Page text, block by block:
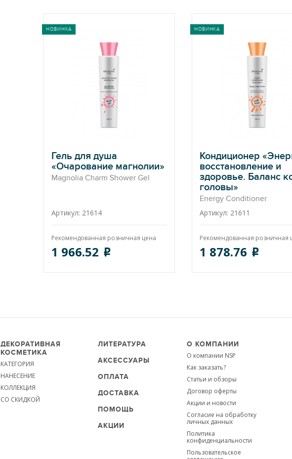
Гель для душа
«Очарование магнолии»
Magnolia Charm Shower Gel
Артикул: 21614
Рекомендованная розничная цена
1 966.52 o
НОВИНКА
Кондиционер
восстановление и
здоровье. Баланс
головы»
Energy Conditioner
Артикул: 21611
Рекомендованная розничная
1 878.76 o
НОВИНКА
ДЕКОРАТИВНАЯ
КОСМЕТИКА
КАТЕГОРИЯ
НАНЕСЕНИЕ
КОЛЛЕКЦИЯ
СО СКИДКОЙ
ЛИТЕРАТУРА
АКСЕССУАРЫ
ОПЛАТА
ДОСТАВКА
ПОМОЩЬ
АКЦИИ
О КОМПАНИИ
О компании NSP
Как заказать?
Статьи и обзоры
Договор оферты
Акции и новости
Согласие на обработку
личных данных
Политика
конфиденциальности
Пользовательское